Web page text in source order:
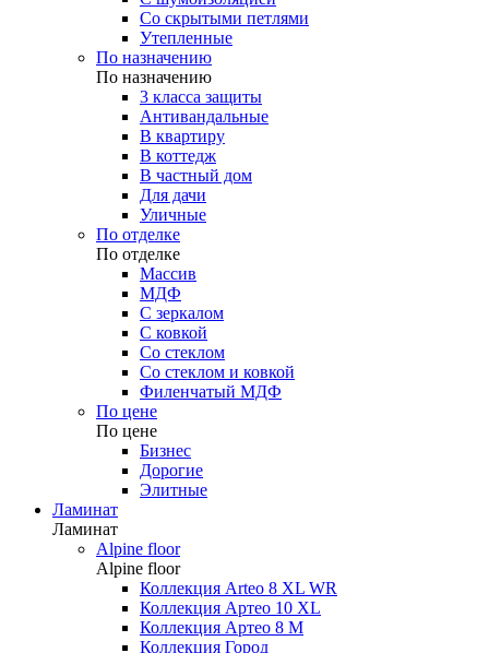
Со скрытыми петлями
Утепленные
По назначению
По назначению
3 класса защиты
Антивандальные
В квартиру
В коттедж
В частный дом
Для дачи
Уличные
По отделке
По отделке
Массив
МДФ
С зеркалом
С ковкой
Со стеклом
Со стеклом и ковкой
Филенчатый МДФ
По цене
По цене
Бизнес
Дорогие
Элитные
Ламинат
Ламинат
Alpine floor
Alpine floor
Коллекция Arteo 8 XL WR
Коллекция Артео 10 XL
Коллекция Артео 8 М
Коллекция Город